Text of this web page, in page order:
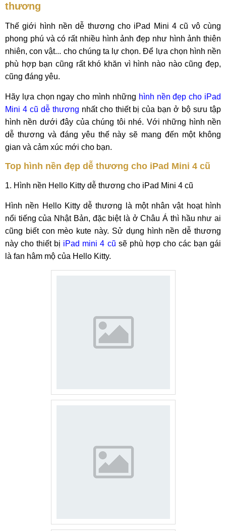
thương
Thế giới hình nền dễ thương cho iPad Mini 4 cũ vô cùng
phong phú và có rất nhiều hình ảnh đẹp như hình ảnh thiên
nhiên, con vật... cho chúng ta lự chọn. Để lựa chọn hình nền
phù hợp bạn cũng rất khó khăn vì hình nào nào cũng đẹp,
cũng đáng yêu.
Hãy lựa chọn ngay cho mình những hình nền đẹp cho iPad
Mini 4 cũ dễ thương nhất cho thiết bị của bạn ở bộ sưu tập
hình nền dưới đây của chúng tôi nhé. Với những hình nền
dễ thương và đáng yêu thế này sẽ mang đến một không
gian và cảm xúc mới cho bạn.
Top hình nền đẹp dễ thương cho iPad Mini 4 cũ
1. Hình nền Hello Kitty dễ thương cho iPad Mini 4 cũ
Hình nền Hello Kitty dễ thương là một nhân vật hoạt hình
nổi tiếng của Nhật Bản, đặc biệt là ở Châu Á thì hầu như ai
cũng biết con mèo kute này. Sử dụng hình nền dễ thương
này cho thiết bị iPad mini 4 cũ sẽ phù hợp cho các bạn gái
là fan hâm mộ của Hello Kitty.